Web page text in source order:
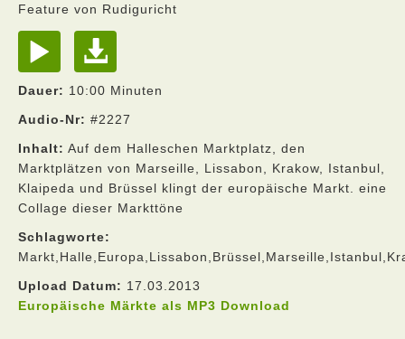
Feature von Rudiguricht
Dauer: 10:00 Minuten
Audio-Nr: #2227
Inhalt: Auf dem Halleschen Marktplatz, den
Marktplätzen von Marseille, Lissabon, Krakow, Istanbul,
Klaipeda und Brüssel klingt der europäische Markt. eine
Collage dieser Markttöne
Schlagworte:
Upload Datum: 17.03.2013
Europäische Märkte als MP3 Download